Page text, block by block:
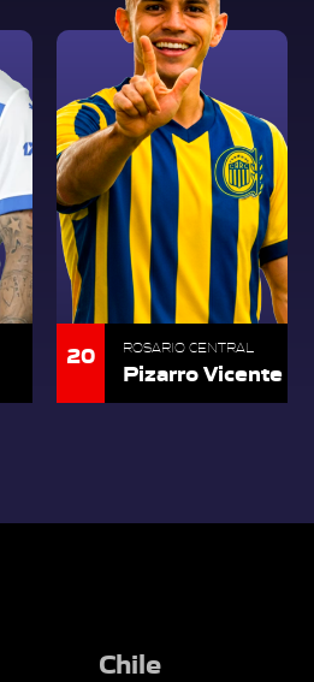
20 ROSARIO CENTRAL
Pizarro Vicente
Chile